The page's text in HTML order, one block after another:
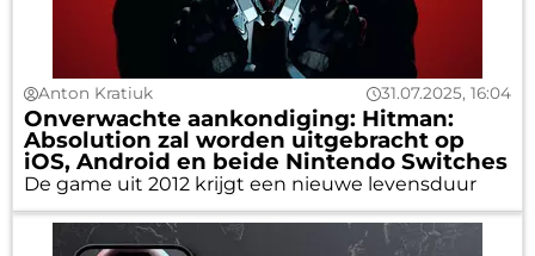
Anton Kratiuk 31.07.2025, 16:04
Onverwachte aankondiging: Hitman:
Absolution zal worden uitgebracht op
iOS, Android en beide Nintendo Switches
De game uit 2012 krijgt een nieuwe levensduur